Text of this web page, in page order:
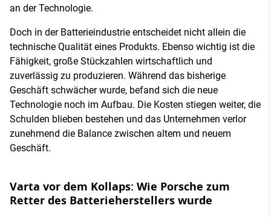
an der Technologie.
Doch in der Batterieindustrie entscheidet nicht allein die
technische Qualität eines Produkts. Ebenso wichtig ist die
Fähigkeit, große Stückzahlen wirtschaftlich und
zuverlässig zu produzieren. Während das bisherige
Geschäft schwächer wurde, befand sich die neue
Technologie noch im Aufbau. Die Kosten stiegen weiter, die
Schulden blieben bestehen und das Unternehmen verlor
zunehmend die Balance zwischen altem und neuem
Geschäft.
Varta vor dem Kollaps: Wie Porsche zum
Retter des Batterieherstellers wurde